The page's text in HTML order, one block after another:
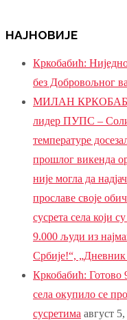
НАЈНОВИЈЕ
Кркобабић:
без Добровољног
МИЛАН
лидер ПУПС –
температуре
прошлог викенда
није могла да
прославе своје
сусрета села који
9.000 људи из
Србије!“,
Кркобабић: Готово
села окупило се
сусретима август